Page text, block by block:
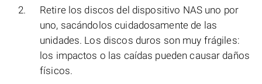
Retire los discos del dispositivo NAS uno por
uno, sacándolos cuidadosamente de las
unidades. Los discos duros son muy frágiles:
los impactos o las caídas pueden causar daños
físicos.